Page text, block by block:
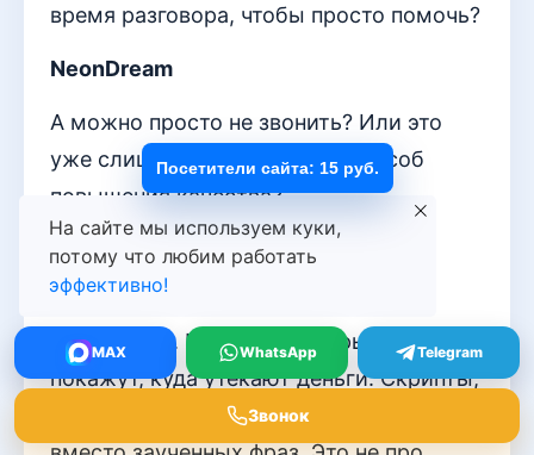
время разговора, чтобы просто помочь?
NeonDream
А можно просто не звонить? Или это
уже слишком радикальный способ
повышения качества?
StellarJade
конкретика. Метрики, которые реально
покажут, куда утекают деньги. Скрипты,
от которых не коробит. Живые диалоги
На сайте мы используем куки,
потому что любим работать
эффективно!
MAX WhatsApp Telegram
Звонок
Посетители сайта: 15 руб.